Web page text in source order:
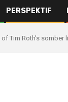
PERSPEKTIF
Tim Roth’s somber